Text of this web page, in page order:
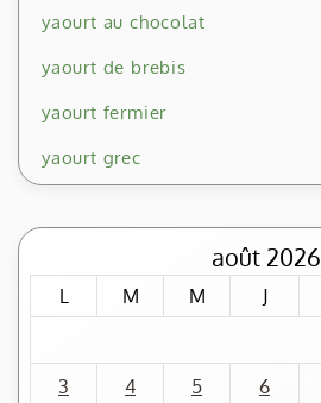
yaourt au chocolat
yaourt de brebis
yaourt fermier
yaourt grec
août 2026
L M M J
3
4 5 6